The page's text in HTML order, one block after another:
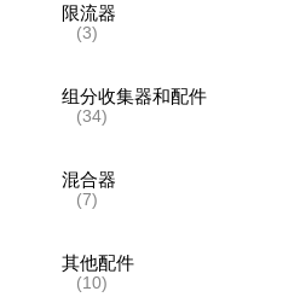
限流器
(3)
组分收集器和配件
(34)
混合器
(7)
其他配件
(10)